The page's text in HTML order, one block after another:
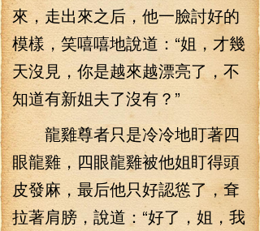
來，走出來之后，他一臉討好的
模樣，笑嘻嘻地說道：“姐，才幾
天沒見，你是越來越漂亮了，不
知道有新姐夫了沒有？”
龍雞尊者只是冷冷地盯著四
眼龍雞，四眼龍雞被他姐盯得頭
皮發麻，最后他只好認慫了，耷
拉著肩膀，說道：“好了，姐，我